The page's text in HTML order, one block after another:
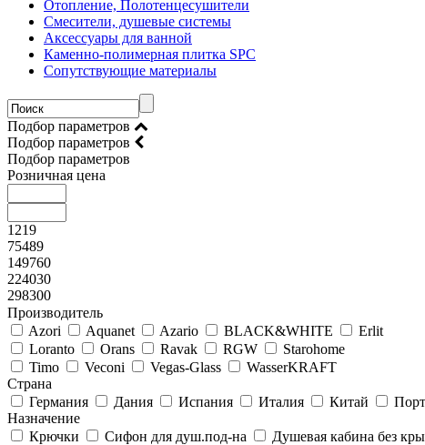
Отопление, Полотенцесушители
Смесители, душевые системы
Аксессуары для ванной
Каменно-полимерная плитка SPC
Сопутствующие материалы
Подбор параметров
Подбор параметров
Подбор параметров
Розничная цена
1219
75489
149760
224030
298300
Производитель
Azori
Aquanet Azario BLACK&WHITE
Erlit
Loranto
Orans Ravak RGW
Starohome
Timo
Veconi Vegas-Glass
WasserKRAFT
Страна
Германия
Дания Испания Италия Китай
Назначение
Крючки
Сифон для душ.под-на Душевая кабина без